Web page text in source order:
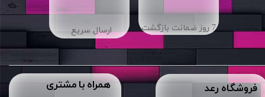
ارسال سریع
​فروشگاه رعد همراه با مشتری
7 روز ضمانت بازگشت